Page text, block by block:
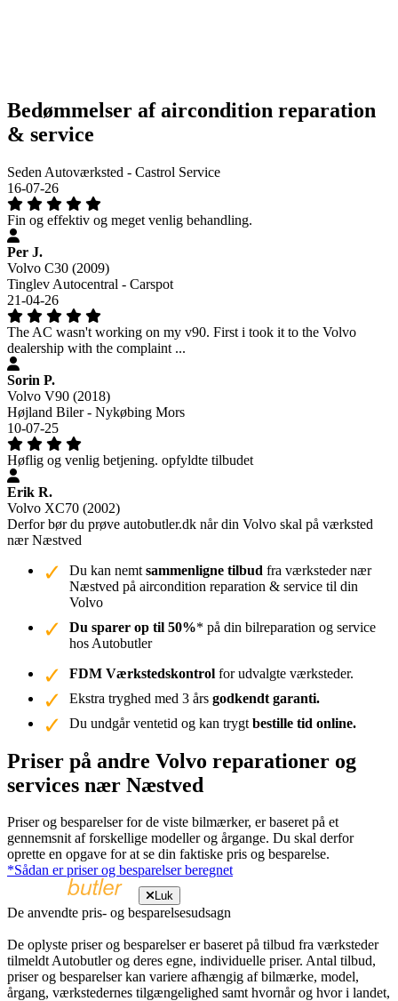
Bedømmelser af aircondition reparation
& service
Seden Autoværksted - Castrol Service
16-07-26
Fin og effektiv og meget venlig behandling.
Per J.
Volvo C30 (2009)
Tinglev Autocentral - Carspot
21-04-26
The AC wasn't working on my v90. First i took it to the Volvo
dealership with the complaint ...
Sorin P.
Volvo V90 (2018)
Højland Biler - Nykøbing Mors
10-07-25
Høflig og venlig betjening. opfyldte tilbudet
Erik R.
Volvo XC70 (2002)
Derfor bør du prøve autobutler.dk når din Volvo skal på værksted
nær Næstved
Du kan nemt sammenligne tilbud fra værksteder nær
Næstved på aircondition reparation & service til din
Volvo
Du sparer op til 50%* på din bilreparation og service
hos Autobutler
FDM Værkstedskontrol for udvalgte værksteder.
Ekstra tryghed med 3 års godkendt garanti.
Du undgår ventetid og kan trygt bestille tid online.
Priser på andre Volvo reparationer og
services nær Næstved
Priser og besparelser for de viste bilmærker, er baseret på et
gennemsnit af forskellige modeller og årgange. Du skal derfor
oprette en opgave for at se din faktiske pris og besparelse.
*Sådan er priser og besparelser beregnet
Luk
De anvendte pris- og besparelsesudsagn
De oplyste priser og besparelser er baseret på tilbud fra værksteder
tilmeldt Autobutler og deres egne, individuelle priser. Antal tilbud,
priser og besparelser kan variere afhængig af bilmærke, model,
årgang, værkstedernes tilgængelighed samt hvornår og hvor i landet,